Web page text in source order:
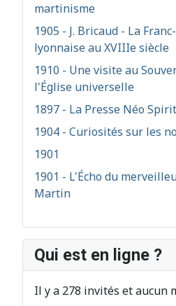
martinisme
1905 - J. Bricaud - La
lyonnaise au XVIIIe siècle
1910 - Une visite au
l'Église universelle
1897 - La Presse Néo
1904 - Curiosités sur les
1901
1901 - L'Écho du
Martin
Qui est en ligne ?
Il y a 278 invités et aucun